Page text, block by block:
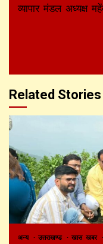
Reading
व्यापार मंडल अध्यक्ष
Related Stories
अन्य उत्तराखण्ड खास खबर